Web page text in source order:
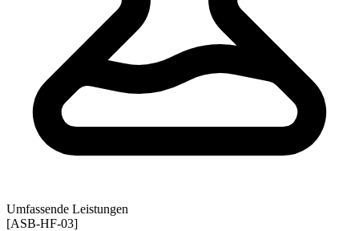
Umfassende Leistungen
[ASB-HF-03]